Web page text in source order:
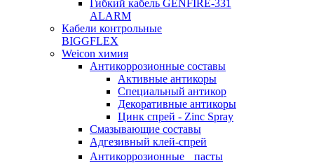
Гибкий кабель GENFIRE-331
ALARM
Кабели контрольные
BIGGFLEX
Weicon химия
Антикоррозионные составы
Активные антикоры
Специальный антикор
Декоративные антикоры
Цинк спрей - Zinc Spray
Смазывающие составы
Адгезивный клей-спрей
Антикоррозионные пасты